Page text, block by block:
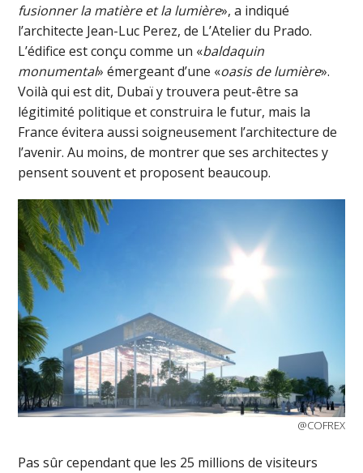
fusionner la matière et la lumière», a indiqué
l’architecte Jean-Luc Perez, de L’Atelier du Prado.
L’édifice est conçu comme un «baldaquin
monumental» émergeant d’une «oasis de lumière».
Voilà qui est dit, Dubaï y trouvera peut-être sa
légitimité politique et construira le futur, mais la
France évitera aussi soigneusement l’architecture de
l’avenir. Au moins, de montrer que ses architectes y
pensent souvent et proposent beaucoup.
@COFREX
Pas sûr cependant que les 25 millions de visiteurs